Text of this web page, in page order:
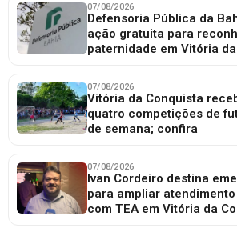
07/08/2026
Defensoria Pública da
ação gratuita para
paternidade em Vitória
07/08/2026
Vitória da Conquista
quatro competições de
de semana; confira
07/08/2026
Ivan Cordeiro destina
para ampliar
com TEA em Vitória da